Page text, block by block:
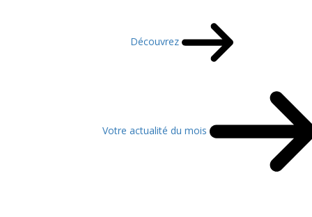
Découvrez
Votre actualité du mois